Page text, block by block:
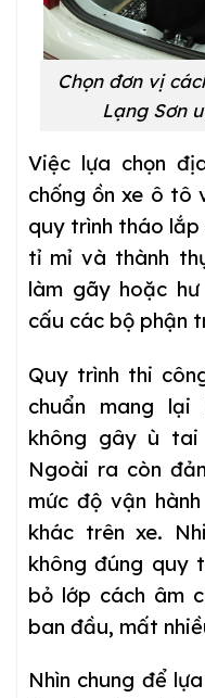
Chọn đơn vị
Lạng Sơn
Việc lựa chọn
chống ồn xe ô tô
quy trình tháo
tỉ mỉ và thành
làm gãy hoặc
cấu các bộ phận
Quy trình thi
chuẩn mang
không gây ù tai
Ngoài ra còn
mức độ vận
khác trên xe.
không đúng quy
bỏ lớp cách âm
ban đầu, mất
Nhìn chung để